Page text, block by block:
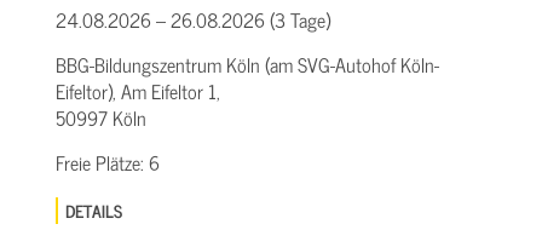
24.08.2026 – 26.08.2026 (3 Tage)
BBG-Bildungszentrum Köln (am SVG-Autohof Köln-
Eifeltor), Am Eifeltor 1,
50997 Köln
Freie Plätze:6
DETAILS